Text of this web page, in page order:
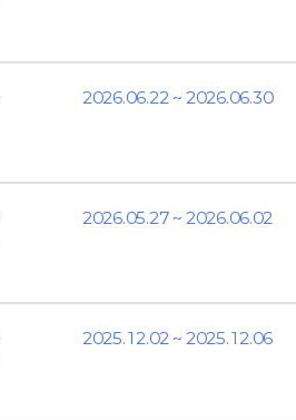
2026.06.22 ~ 2026.06.30
2026.05.27 ~ 2026.06.02
2025.12.02 ~ 2025.12.06